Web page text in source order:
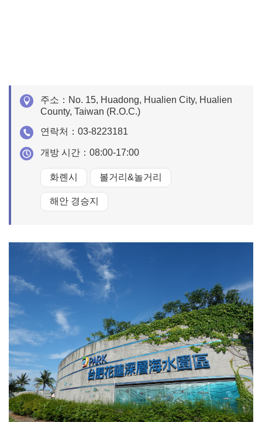
주소： No. 15, Huadong, Hualien City, Hualien
County, Taiwan (R.O.C.)
연락처： 03-8223181
개방 시간： 08:00-17:00
화롄시 볼거리&놀거리
해안 경승지